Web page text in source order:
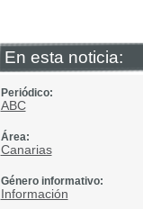
En esta noticia:
Periódico:
ABC
Área:
Canarias
Género informativo:
Información